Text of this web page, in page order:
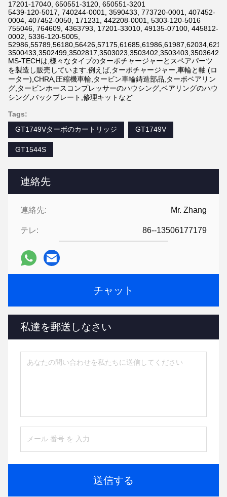
連絡先
連絡先: Mr. Zhang
テレ: 86--13506177179
チャット
私達を郵送しなさい
送信する
17201-17040, 650551-3120, 650551-3201
5439-120-5017, 740244-0001, 3590433, 773720-0001, 407452-
0004, 407452-0050, 171231, 442208-0001, 5303-120-5016
755046, 764609, 4363793, 17201-33010, 49135-07100, 445812-
0002, 5336-120-5005,
MS-TECHは,様々なタイプのターボチャージャーとスペアパーツ
を製造し販売しています.例えば,ターボチャージャー,車輪と軸 (ロ
ーター),CHRA,圧縮機車輪,タービン車輪鋳造部品,ターボベアリン
グ,タービンホースコンプレッサーのハウシング,ベアリングのハウ
シング,バックプレート,修理キットなど
Tags:
GT1749Vターボのカートリッジ
GT1749V
GT1544S